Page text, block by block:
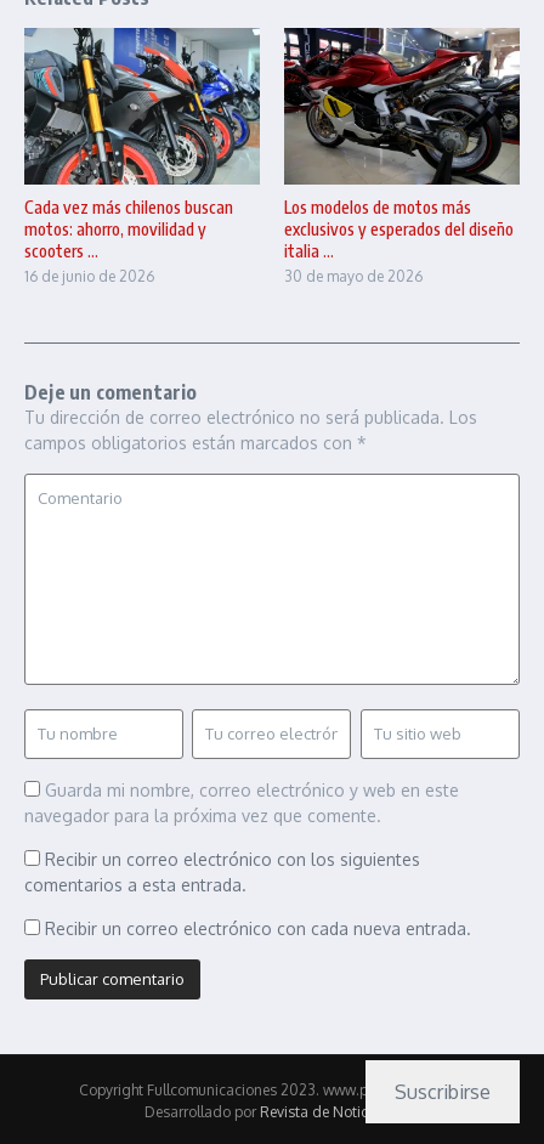
Cada vez más chilenos buscan
motos: ahorro, movilidad y
scooters ...
16 de junio de 2026
Los modelos de motos más
exclusivos y esperados del diseño
italia ...
30 de mayo de 2026
Deje un comentario
Tu dirección de correo electrónico no será publicada. Los
campos obligatorios están marcados con *
Guarda mi nombre, correo electrónico y web en este
navegador para la próxima vez que comente.
Recibir un correo electrónico con los siguientes
comentarios a esta entrada.
Recibir un correo electrónico con cada nueva entrada.
Copyright Fullcomunicaciones 2023. www.pasionmotor.cl |
Desarrollado por Revista de Noticias X
Suscribirse